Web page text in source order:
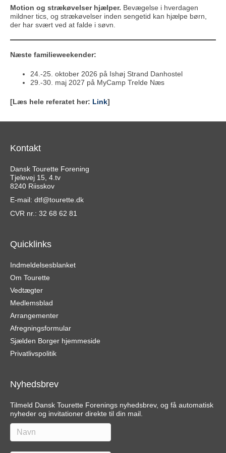
Motion og strækøvelser hjælper. Bevægelse i hverdagen
mildner tics, og strækøvelser inden sengetid kan hjælpe børn,
der har svært ved at falde i søvn.
Næste familieweekender:
24.-25. oktober 2026 på Ishøj Strand Danhostel
29.-30. maj 2027 på MyCamp Trelde Næs
[Læs hele referatet her: Link]
Kontakt
Dansk Tourette Forening
Tjelevej 15, 4.tv
8240 Riisskov
E-mail: dtf@tourette.dk
CVR nr.: 32 68 62 81
Quicklinks
Indmeldelsesblanket
Om Tourette
Vedtægter
Medlemsblad
Arrangementer
Afregningsformular
Sjælden Borger hjemmeside
Privatlivspolitik
Nyhedsbrev
Tilmeld Dansk Tourette Forenings nyhedsbrev, og få automatisk
nyheder og invitationer direkte til din mail.